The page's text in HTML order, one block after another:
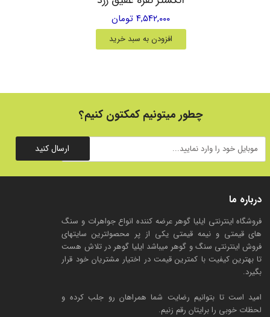
۴,۵۴۲,۰۰۰ تومان
افزودن به سبد خرید
درباره ما
فروشگاه اینترنتی ایلیا گوهر عرضه کننده انواع جواهرات و سنگ
های قیمتی و نیمه قیمتی یکی از پر محصولترین سایتهای
فروش اینترنتی سنگ و گوهر میباشد ایلیا گوهر در تلاش هست
تا بهترین کیفیت با کمترین قیمت در اختیار مشتریان خود قرار
بگیرد.
امید است تا بتوانیم رضایت شما همراهان رو جلب کرده و
لحظات خوبی را برایتان رقم زنیم.
چطور میتونیم کمکتون کنیم؟
ارسال کنید